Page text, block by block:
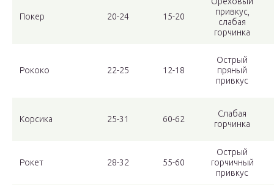
Покер 20-24 15-20
привкус,
слабая
горчинка
Рококо 22-25 12-18
Острый
пряный
привкус
Корсика 25-31 60-62
Слабая
горчинка
Рокет 28-32 55-60
Острый
горчичный
привкус